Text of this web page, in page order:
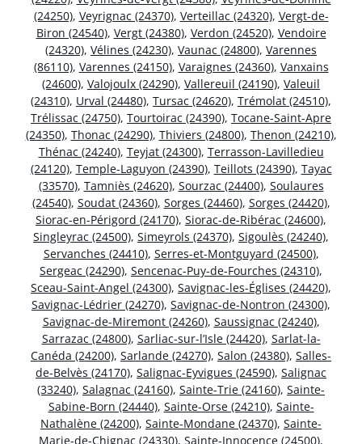
(24250), Veyrignac (24370), Verteillac (24320), Vergt-de-
Biron (24540), Vergt (24380), Verdon (24520), Vendoire
(24320), Vélines (24230), Vaunac (24800), Varennes
(86110), Varennes (24150), Varaignes (24360), Vanxains
(24600), Valojoulx (24290), Vallereuil (24190), Valeuil
(24310), Urval (24480), Tursac (24620), Trémolat (24510),
Trélissac (24750), Tourtoirac (24390), Tocane-Saint-Apre
(24350), Thonac (24290), Thiviers (24800), Thenon (24210),
Thénac (24240), Teyjat (24300), Terrasson-Lavilledieu
(24120), Temple-Laguyon (24390), Teillots (24390), Tayac
(33570), Tamniès (24620), Sourzac (24400), Soulaures
(24540), Soudat (24360), Sorges (24460), Sorges (24420),
Siorac-en-Périgord (24170), Siorac-de-Ribérac (24600),
Singleyrac (24500), Simeyrols (24370), Sigoulès (24240),
Servanches (24410), Serres-et-Montguyard (24500),
Sergeac (24290), Sencenac-Puy-de-Fourches (24310),
Sceau-Saint-Angel (24300), Savignac-les-Églises (24420),
Savignac-Lédrier (24270), Savignac-de-Nontron (24300),
Savignac-de-Miremont (24260), Saussignac (24240),
Sarrazac (24800), Sarliac-sur-l’Isle (24420), Sarlat-la-
Canéda (24200), Sarlande (24270), Salon (24380), Salles-
de-Belvès (24170), Salignac-Eyvigues (24590), Salignac
(33240), Salagnac (24160), Sainte-Trie (24160), Sainte-
Sabine-Born (24440), Sainte-Orse (24210), Sainte-
Nathalène (24200), Sainte-Mondane (24370), Sainte-
Marie-de-Chignac (24330), Sainte-Innocence (24500),